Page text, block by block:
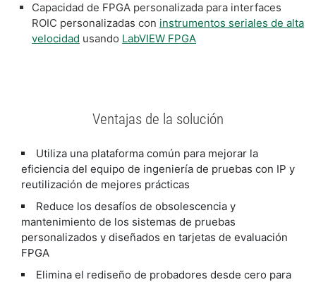
Capacidad de FPGA personalizada para interfaces
ROIC personalizadas con instrumentos seriales de alta
velocidad usando LabVIEW FPGA
Ventajas de la solución
Utiliza una plataforma común para mejorar la
eficiencia del equipo de ingeniería de pruebas con IP y
reutilización de mejores prácticas
Reduce los desafíos de obsolescencia y
mantenimiento de los sistemas de pruebas
personalizados y diseñados en tarjetas de evaluación
FPGA
Elimina el rediseño de probadores desde cero para